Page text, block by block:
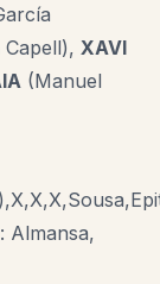
XAVI
(Manuel
Almansa,